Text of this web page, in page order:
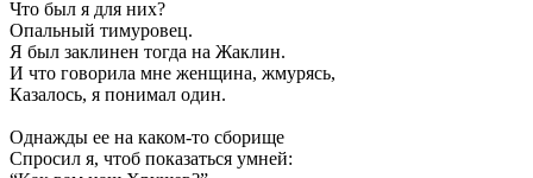
Что был я для них?
Опальный тимуровец.
Я был заклинен тогда на Жаклин.
И что говорила мне женщина, жмурясь,
Казалось, я понимал один.
Однажды ее на каком-то сборище
Спросил я, чтоб показаться умней: